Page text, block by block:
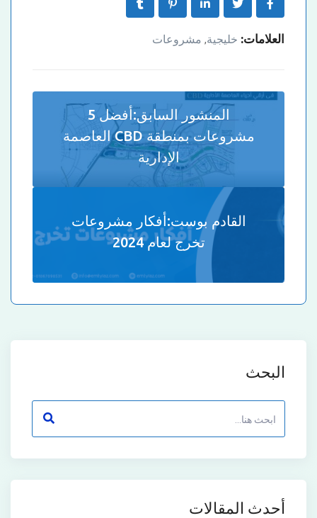
العلامات: خليجية, مشروعات
المنشور السابق:
أفضل 5
مشروعات بمنطقة CBD العاصمة
الإدارية
القادم بوست:أفكار مشروعات
تخرج لعام 2024
البحث
أحدث المقالات